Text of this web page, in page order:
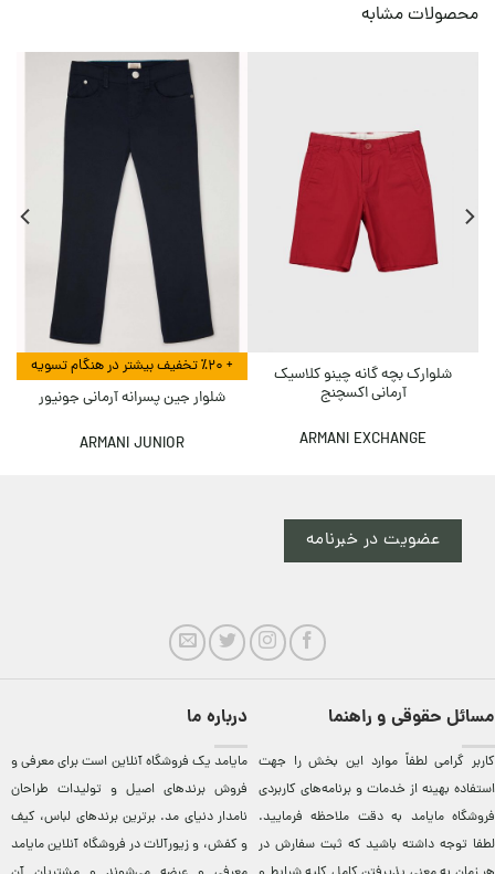
محصولات مشابه
شلوارک بچه گانه چینو کلاسیک
آرمانی اکسچنج
ARMANI EXCHANGE
+ ٪۲۰ تخفیف بیشتر در هنگام تسویه
شلوار جین پسرانه آرمانی جونیور
ARMANI JUNIOR
عضویت در خبرنامه
مسائل حقوقی و راهنما
کاربر گرامی لطفاً موارد این بخش را جهت
استفاده بهینه از خدمات و برنامه‌‏های کاربردی
فروشگاه مایامد به دقت ملاحظه فرمایید.
لطفا توجه داشته باشید که ثبت سفارش در
درباره ما
مایامد يک فروشگاه آنلاين است برای معرفی و
فروش برندهای اصيل و توليدات طراحان
نامدار دنيای مد. برترين‌ برندهای لباس، کيف
و کفش، و زيورآلات در فروشگاه آنلاين مایامد